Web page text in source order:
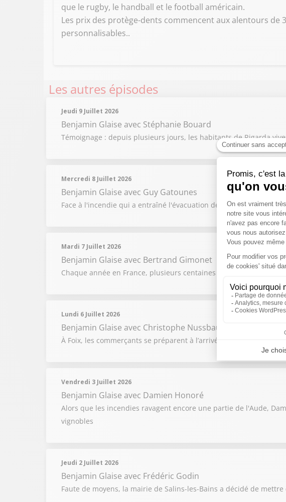
que le rugby, le handball et le football américain.
Les prix des protège-dents commencent aux alentours
personnalisables..
Les autres épisodes
Jeudi 9 Juillet 2026
Benjamin Glaise avec Stéphanie Bouard
Témoignage : depuis plusieurs jours, les habitants de Rigarda
Mercredi 8 Juillet 2026
Benjamin Glaise avec Guy Gatounes
Face à l'incendie qui a entraîné l'évacuation de plusieurs
Mardi 7 Juillet 2026
Benjamin Glaise avec Bertrand Gimonet
Chaque année en France, plusieurs centaines de nourrissons
Lundi 6 Juillet 2026
Benjamin Glaise avec Christophe Nussbaum
À Foix, les commerçants se préparent à l’arrivée du Tour de
Vendredi 3 Juillet 2026
Benjamin Glaise avec Damien Honoré
Alors que les incendies ravagent encore une partie de l'Aude,
vignobles
Jeudi 2 Juillet 2026
Benjamin Glaise avec Frédéric Godin
Faute de moyens, la mairie de Salins-les-Bains a décidé de